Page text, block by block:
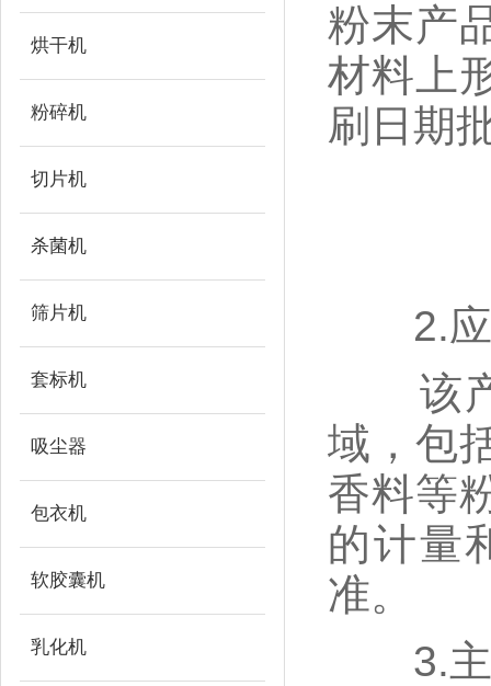
烘干机
粉碎机
切片机
杀菌机
筛片机
套标机
吸尘器
包衣机
软胶囊机
乳化机
粉末产
材料上
刷日期
2.应
该产
域，包
香料等
的计量
准。
3.主